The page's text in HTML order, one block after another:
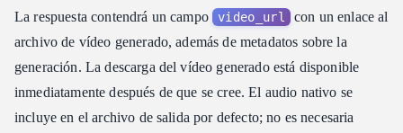
La respuesta contendrá un campo video_url con un enlace al
archivo de vídeo generado, además de metadatos sobre la
generación. La descarga del vídeo generado está disponible
inmediatamente después de que se cree. El audio nativo se
incluye en el archivo de salida por defecto; no es necesaria